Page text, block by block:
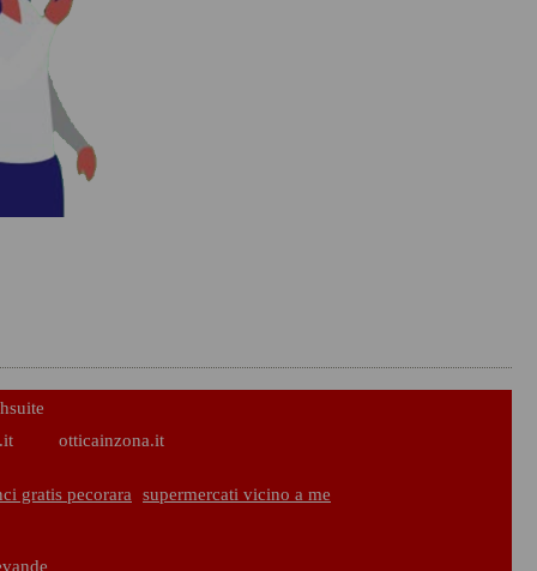
otticainzona.it
gratis pecorara supermercati vicino a me